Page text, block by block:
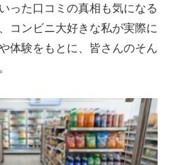
った口コミの真相も気になる
コンビニ大好きな私が実際に
体験をもとに、皆さんのそん